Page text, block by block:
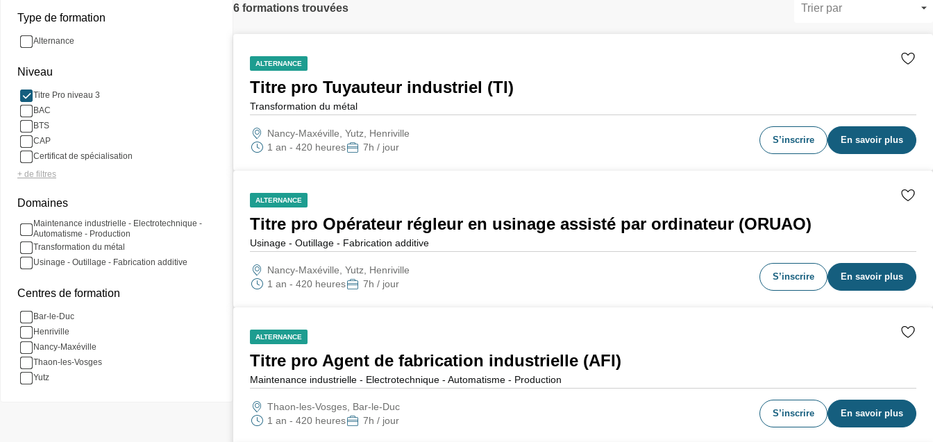
Type de formation
Alternance
Niveau
Titre Pro niveau 3
BAC
BTS
CAP
Certificat de spécialisation
+ de filtres
Domaines
Maintenance industrielle - Electrotechnique -
Automatisme - Production
Transformation du métal
Usinage - Outillage - Fabrication additive
Centres de formation
Bar-le-Duc
Henriville
Nancy-Maxéville
Thaon-les-Vosges
Yutz
6 formations trouvées Trier par
ALTERNANCE
Titre pro Tuyauteur industriel (TI)
Transformation du métal
Nancy-Maxéville, Yutz, Henriville
1 an - 420 heures
7h / jour
S’inscrire En savoir plus
ALTERNANCE
Titre pro Opérateur régleur en usinage assisté par ordinateur (ORUAO)
Usinage - Outillage - Fabrication additive
Nancy-Maxéville, Yutz, Henriville
1 an - 420 heures
7h / jour
S’inscrire En savoir plus
ALTERNANCE
Titre pro Agent de fabrication industrielle (AFI)
Maintenance industrielle - Electrotechnique - Automatisme - Production
Thaon-les-Vosges, Bar-le-Duc
1 an - 420 heures
7h / jour
S’inscrire En savoir plus